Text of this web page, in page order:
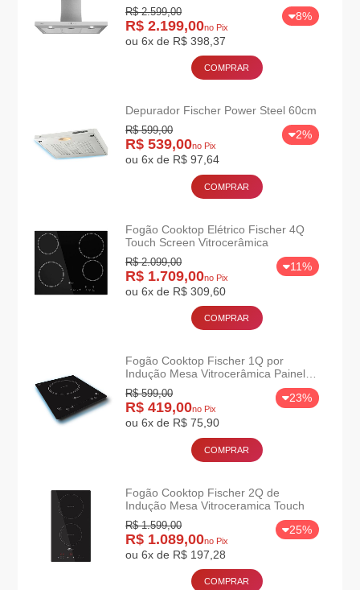
8%
R$ 2.599,00
R$ 2.199,00no Pix
ou 6x de R$ 398,37
COMPRAR
Depurador Fischer Power Steel 60cm
2%
R$ 599,00
R$ 539,00no Pix
ou 6x de R$ 97,64
COMPRAR
Fogão Cooktop Elétrico Fischer 4Q
Touch Screen Vitrocerâmica
11%
R$ 2.099,00
R$ 1.709,00no Pix
ou 6x de R$ 309,60
COMPRAR
Fogão Cooktop Fischer 1Q por
Indução Mesa Vitrocerâmica Painel
Touch Screen
23%
R$ 599,00
R$ 419,00no Pix
ou 6x de R$ 75,90
COMPRAR
Fogão Cooktop Fischer 2Q de
Indução Mesa Vitroceramica Touch
25%
R$ 1.599,00
R$ 1.089,00no Pix
ou 6x de R$ 197,28
COMPRAR